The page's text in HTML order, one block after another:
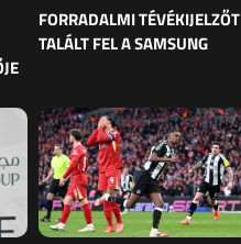
FORRADALMI TÉVÉKIJELZŐT
TALÁLT FEL A SAMSUNG